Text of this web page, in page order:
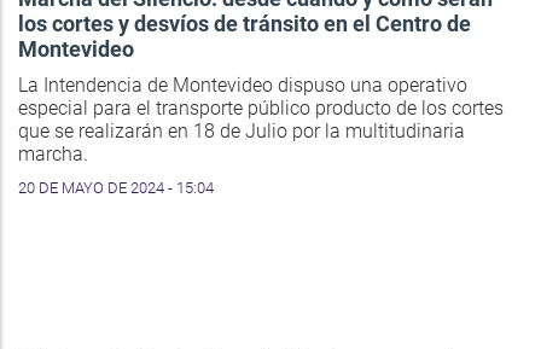
los cortes y desvíos de tránsito en el Centro de
Montevideo
La Intendencia de Montevideo dispuso una operativo
especial para el transporte público producto de los cortes
que se realizarán en 18 de Julio por la multitudinaria
marcha.
20 DE MAYO DE 2024 - 15:04